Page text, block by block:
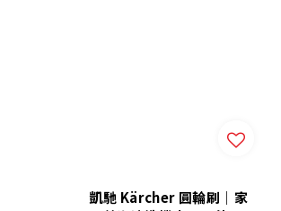
凱馳 Kärcher 圓輪刷｜家